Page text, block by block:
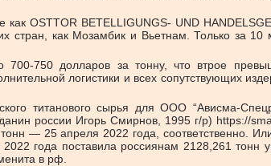
OSTTOR BETELLIGUNGS- UND
как Мозамбик и Вьетнам. Только за 10
750 долларов за тонну, что втрое
логистики и всех сопутствующих
титанового сырья для ООО “Ависма-
россии Игорь Смирнов, 1995 г/р) https://
— 25 апреля 2022 года, соответственно.
года поставила россиянам 2128,261 тонн
в рф.